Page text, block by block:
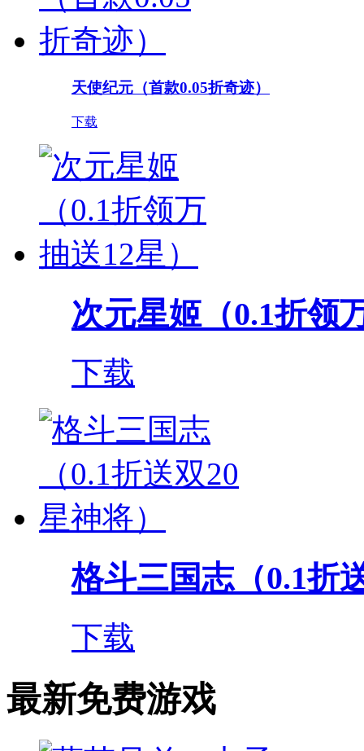
天使纪元（首款0.05折奇迹）
下载
次元星姬（0.1折领
下载
格斗三国志（0.1折
下载
最新免费游戏